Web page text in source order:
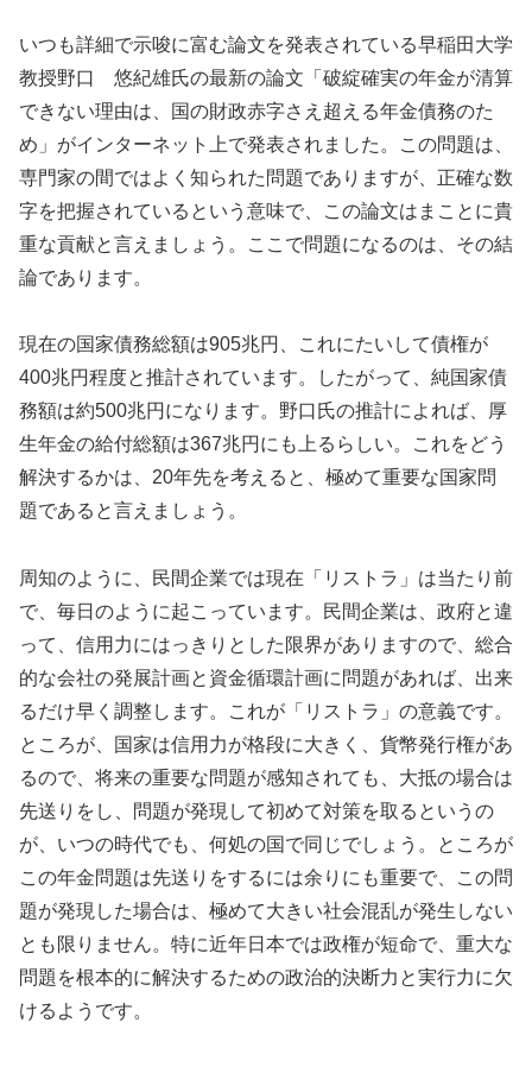
いつも詳細で示唆に富む論文を発表されている早稲田大学
教授野口 悠紀雄氏の最新の論文「破綻確実の年金が清算
できない理由は、国の財政赤字さえ超える年金債務のた
め」がインターネット上で発表されました。この問題は、
専門家の間ではよく知られた問題でありますが、正確な数
字を把握されているという意味で、この論文はまことに貴
重な貢献と言えましょう。ここで問題になるのは、その結
論であります。
現在の国家債務総額は905兆円、これにたいして債権が
400兆円程度と推計されています。したがって、純国家債
務額は約500兆円になります。野口氏の推計によれば、厚
生年金の給付総額は367兆円にも上るらしい。これをどう
解決するかは、20年先を考えると、極めて重要な国家問
題であると言えましょう。
周知のように、民間企業では現在「リストラ」は当たり前
で、毎日のように起こっています。民間企業は、政府と違
って、信用力にはっきりとした限界がありますので、総合
的な会社の発展計画と資金循環計画に問題があれば、出来
るだけ早く調整します。これが「リストラ」の意義です。
ところが、国家は信用力が格段に大きく、貨幣発行権があ
るので、将来の重要な問題が感知されても、大抵の場合は
先送りをし、問題が発現して初めて対策を取るというの
が、いつの時代でも、何処の国で同じでしょう。ところが
この年金問題は先送りをするには余りにも重要で、この問
題が発現した場合は、極めて大きい社会混乱が発生しない
とも限りません。特に近年日本では政権が短命で、重大な
問題を根本的に解決するための政治的決断力と実行力に欠
けるようです。